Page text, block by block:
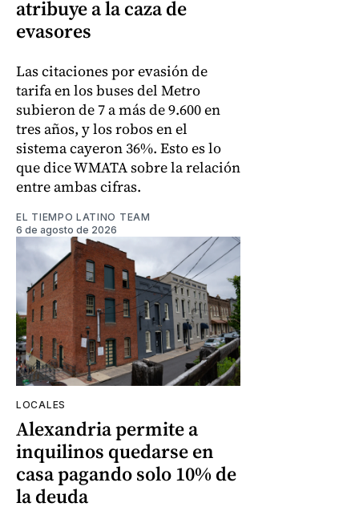
atribuye a la caza de
evasores
Las citaciones por evasión de
tarifa en los buses del Metro
subieron de 7 a más de 9.600 en
tres años, y los robos en el
sistema cayeron 36%. Esto es lo
que dice WMATA sobre la relación
entre ambas cifras.
EL TIEMPO LATINO TEAM
6 de agosto de 2026
LOCALES
Alexandria permite a
inquilinos quedarse en
casa pagando solo 10% de
la deuda